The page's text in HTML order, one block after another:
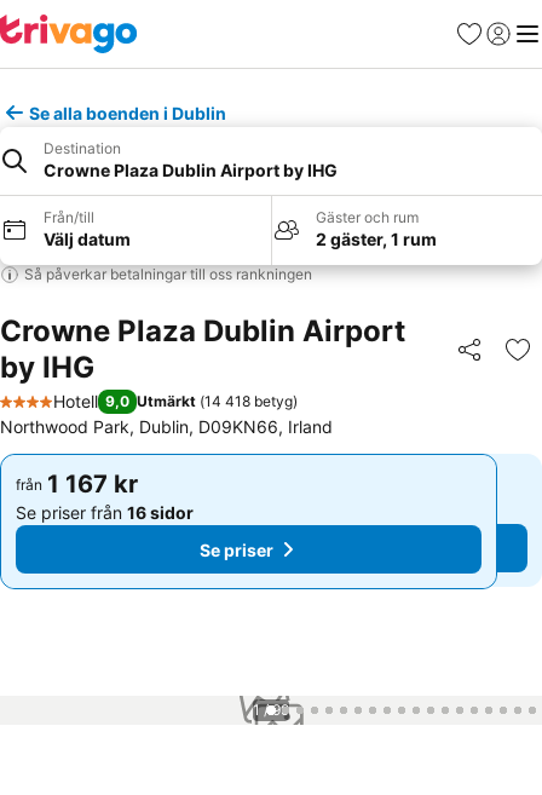
Favoriter
Logga
Se alla boenden i Dublin
Destination
Crowne Plaza Dublin Airport by IHG
Från/till
Välj datum
Gäster och rum
2 gäster, 1 rum
Så påverkar betalningar till oss rankningen
Crowne Plaza Dublin Airport
by IHG
Dela
4 Stjärnor
Hotell 9,0 Utmärkt (14 418 betyg)
Northwood Park, Dublin, D09KN66, Irland
från 1 167 kr
Se priser från 16 sidor
Se priser
från 1 167 kr
Se priser från 16 sidor
Se priser
1 / 99